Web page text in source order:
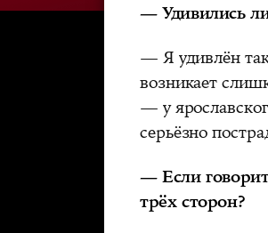
— Удивились
— Я удивлён
возникает
— у
серьёзно
— Если
трёх сторон?